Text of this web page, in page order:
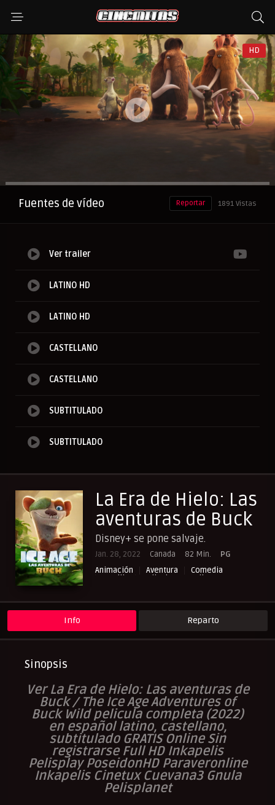
HD
Anuncio
Fuentes de vídeo 1891 Vistas
Reportar
Ver trailer
LATINO HD
LATINO HD
CASTELLANO
CASTELLANO
SUBTITULADO
SUBTITULADO
La Era de Hielo: Las
aventuras de Buck
Disney+ se pone salvaje.
Jan. 28, 2022 Canada 82 Min.
PG
Animación
Aventura
Comedia
Familia
Peliculas Castellano
Info Reparto
Sinopsis
Ver La Era de Hielo: Las aventuras de
Buck / The Ice Age Adventures of
Buck Wildpeliculacompleta (2022)
en español latino, castellano,
subtitulado GRATIS Online Sin
registrarse Full HD Inkapelis
Pelisplay PoseidonHD Paraveronline
Inkapelis Cinetux Cuevana3 Gnula
Pelisplanet